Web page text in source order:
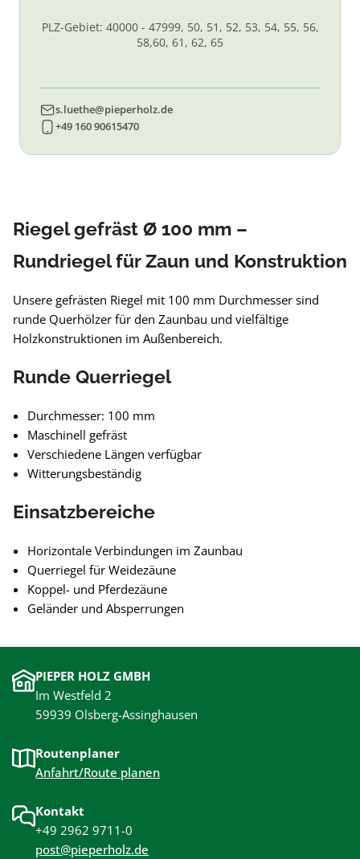
PLZ-Gebiet: 40000 - 47999, 50, 51, 52, 53, 54, 55, 56,
58,60, 61, 62, 65
s.luethe@pieperholz.de
+49 160 90615470
Riegel gefräst Ø 100 mm –
Rundriegel für Zaun und Konstruktion
Unsere gefrästen Riegel mit 100 mm Durchmesser sind
runde Querhölzer für den Zaunbau und vielfältige
Holzkonstruktionen im Außenbereich.
Runde Querriegel
Durchmesser: 100 mm
Maschinell gefräst
Verschiedene Längen verfügbar
Witterungsbeständig
Einsatzbereiche
Horizontale Verbindungen im Zaunbau
Querriegel für Weidezäune
Koppel- und Pferdezäune
Geländer und Absperrungen
PIEPER HOLZ GMBH
Im Westfeld 2
59939 Olsberg-Assinghausen
Routenplaner
Anfahrt/Route planen
Kontakt
+49 2962 9711-0
post@pieperholz.de